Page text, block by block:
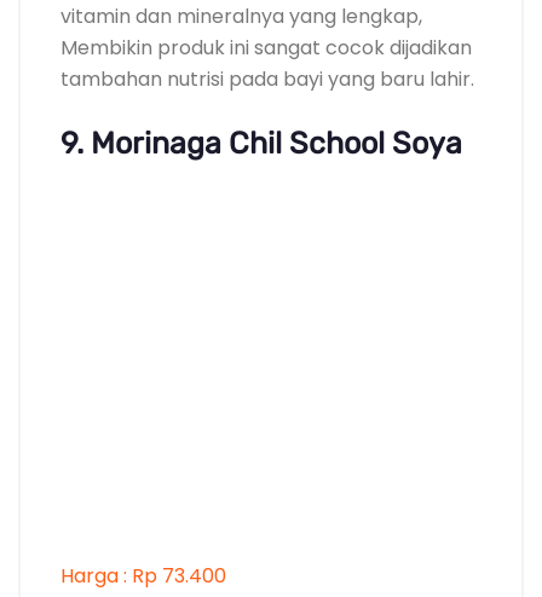
vitamin dan mineralnya yang lengkap,
Membikin produk ini sangat cocok dijadikan
tambahan nutrisi pada bayi yang baru lahir.
9. Morinaga Chil School Soya
Harga : Rp 73.400